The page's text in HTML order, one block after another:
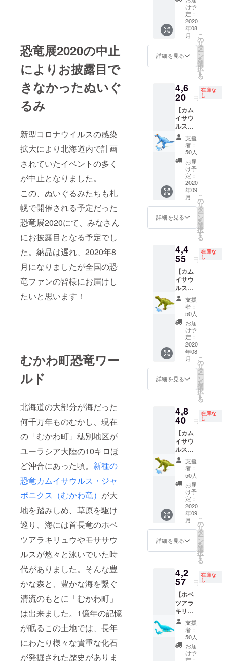
恐竜展2020の中止
によりお披露目で
きなかったぬいぐ
るみ
新型コロナウイルスの感染
拡大により北海道内で計画
されていたイベントの多く
が中止となりました。
この、ぬいぐるみたちも札
幌で開催される予定だった
恐竜展2020にて、みなさん
にお披露目となる予定でし
た。納品は遅れ、2020年8
月になりましたが全国の恐
竜ファンの皆様にお届けし
たいと思います！
むかわ町恐竜ワー
ルド
北海道の大部分が海だった
何千万年ものむかし、現在
の「むかわ町」穂別地区が
ユーラシア大陸の10キロほ
ど沖合にあった頃。 新種の
恐竜カムイサウルス・ジャ
ポニクス（むかわ竜） が大
地を踏みしめ、草原を駆け
巡り、海には首長竜のホベ
ツアラキリュウやモササウ
ルスが悠々と泳いでいた時
代がありました。そんな豊
かな森と、豊かな海を繋ぐ
清流のもとに「むかわ町」
は出来ました。1億年の記憶
が眠るこの土地では、長年
にわたり様々な貴重な化石
が発掘された歴史がありま
タジー
キーホ
ルダー
のセッ
ト】 定
価より
10％引
き（送
料、消
み）
け予
定：
2020
年08
月
詳細を見る
こ
の
リ
タ
ー
ン
を
選
択
す
る
4,6
20 円
在庫な
し
【カム
イサウ
ルス
ファン
タジー
ver.と
ファン
タジー
キーホ
ルダー
のセッ
ト 追加
販売】
皆様の
ご支援
を得
回限定
分は完
売とな
りまし
た。追
加販売
のご要
望にお
応えし
て50
セット
を定価
にて販
売させ
て頂き
ます
（送
支援
者：
50人
お届
け予
定：
2020
年09
月
詳細を見る
こ
の
リ
タ
ー
ン
を
選
択
す
る
4,4
55 円
在庫な
し
【カム
イサウ
ルスリ
アルver.
とファ
ンタ
ジー
キーホ
ルダー
のセッ
ト】 定
価より
10％引
き（送
料、消
費税込
本の恐
竜研究
の第一
人者で
あり、
カムイ
サウル
スの命
名者で
もある
北海道
大学総
合博物
館、小
林快次
教授に
細部に
き完成
した、
カムイ
サウル
スのリ
アルぬ
いぐる
みで
す。カ
ムイサ
ウルス
支援
者：
50人
お届
け予
定：
2020
年08
月
詳細を見る
こ
の
リ
タ
ー
ン
を
選
択
す
る
4,8
40 円
在庫な
し
【カム
イサウ
ルスリ
アルver.
とファ
ンタ
ジー
キーホ
ルダー
のセッ
ト 追
加販
売】 皆
様のご
支援を
得て、
完売と
なりま
した
が、追
加販売
のご要
望にお
応えし
て50
セット
を定価
支援
者：
50人
お届
け予
定：
2020
年09
月
詳細を見る
こ
の
リ
タ
ー
ン
を
選
択
す
る
4,2
57 円
在庫な
し
【ホベ
ツアラ
キリュ
ウと
キーホ
ルダー
のセッ
ト】 定
支援
者：
50人
お届
け予